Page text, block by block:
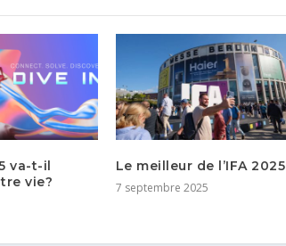
va-t-il
vie?
Le meilleur de l’IFA 2025
7 septembre 2025